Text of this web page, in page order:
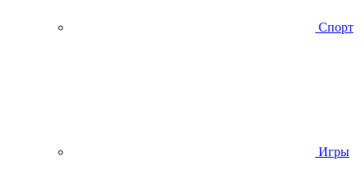
Спорт
Игры